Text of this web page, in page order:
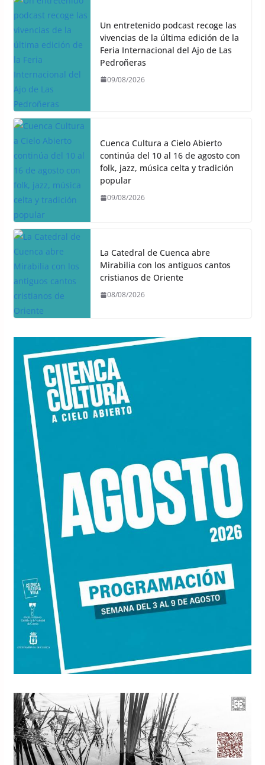
Un entretenido podcast recoge las
vivencias de la última edición de la
Feria Internacional del Ajo de Las
Pedroñeras
09/08/2026
Cuenca Cultura a Cielo Abierto
continúa del 10 al 16 de agosto con
folk, jazz, música celta y tradición
popular
09/08/2026
La Catedral de Cuenca abre
Mirabilia con los antiguos cantos
cristianos de Oriente
08/08/2026